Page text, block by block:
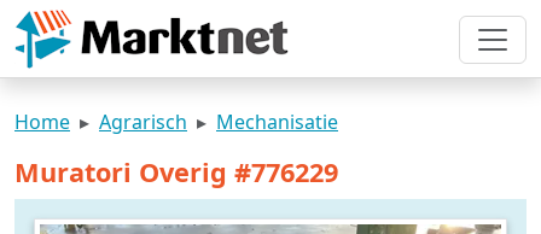
Home Agrarisch Mechanisatie
Muratori Overig #776229